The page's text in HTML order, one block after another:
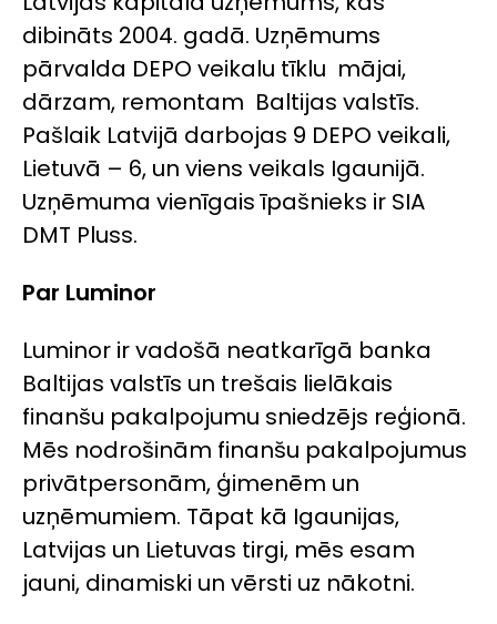
dibināts 2004. gadā. Uzņēmums
pārvalda DEPO veikalu tīklu mājai,
dārzam, remontam Baltijas valstīs.
Pašlaik Latvijā darbojas 9 DEPO veikali,
Lietuvā – 6, un viens veikals Igaunijā.
Uzņēmuma vienīgais īpašnieks ir SIA
DMT Pluss.
Par Luminor
Luminor ir vadošā neatkarīgā banka
Baltijas valstīs un trešais lielākais
finanšu pakalpojumu sniedzējs reģionā.
Mēs nodrošinām finanšu pakalpojumus
privātpersonām, ģimenēm un
uzņēmumiem. Tāpat kā Igaunijas,
Latvijas un Lietuvas tirgi, mēs esam
jauni, dinamiski un vērsti uz nākotni.